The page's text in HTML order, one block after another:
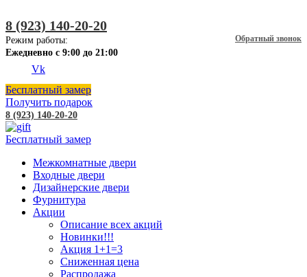
8 (923) 140-20-20
Обратный звонок
Режим работы:
Ежедневно с 9:00 до 21:00
Vk
Бесплатный замер
Получить подарок
8 (923) 140-20-20
Бесплатный замер
Межкомнатные двери
Входные двери
Дизайнерские двери
Фурнитура
Акции
Описание всех акций
Новинки!!!
Акция 1+1=3
Сниженная цена
Распродажа